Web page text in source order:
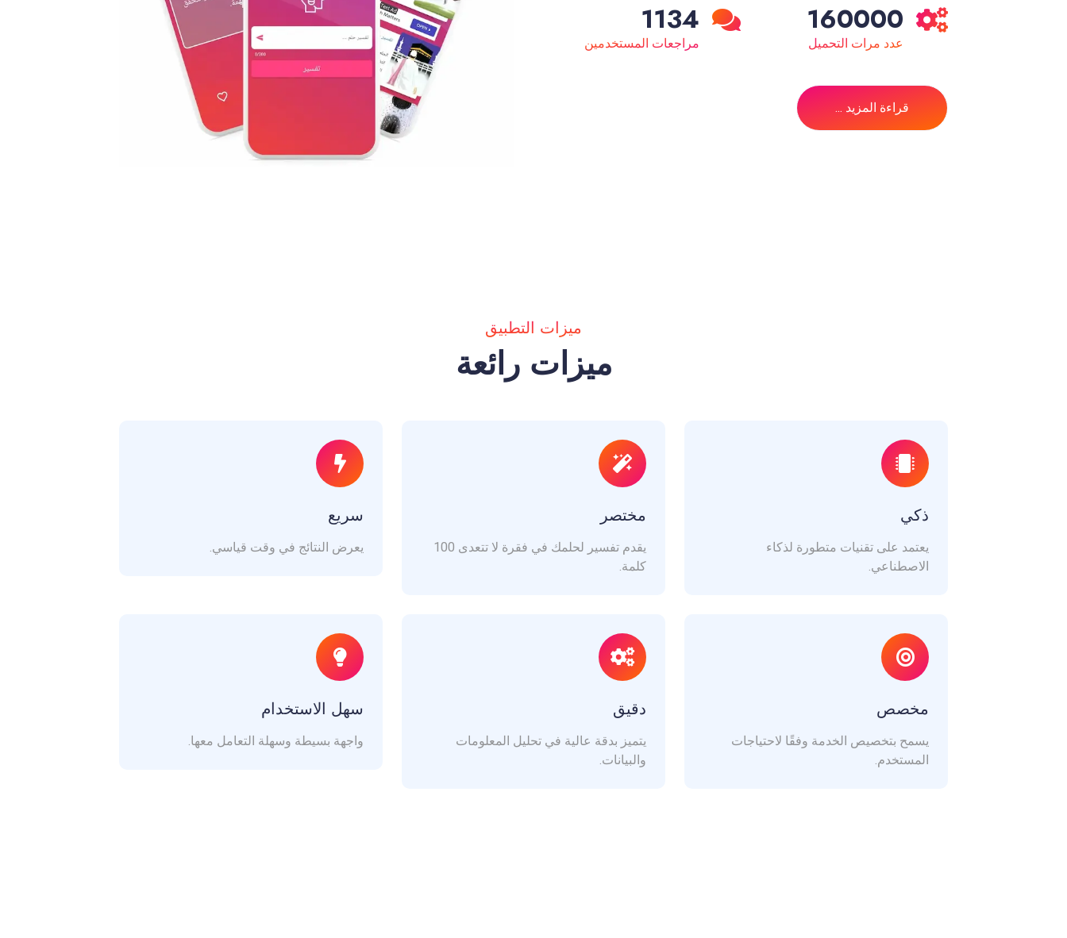
160000
عدد مرات التحميل
1134
مراجعات المستخدمين
قراءة المزيد ...
ميزات التطبيق
ميزات رائعة
ذكي
يعتمد على تقنيات متطورة لذكاء
الاصطناعي.
مختصر
يقدم تفسير لحلمك في فقرة لا تتعدى 100
كلمة.
سريع
يعرض النتائج في وقت قياسي.
مخصص
يسمح بتخصيص الخدمة وفقًا لاحتياجات
المستخدم.
دقيق
يتميز بدقة عالية في تحليل المعلومات
والبيانات.
سهل الاستخدام
واجهة بسيطة وسهلة التعامل معها.